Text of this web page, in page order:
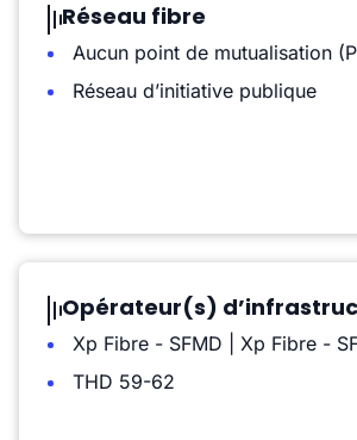
Réseau fibre
Aucun point de mutualisation
Réseau d’initiative publique
Opérateur(s)
Xp Fibre - SFMD | Xp Fibre -
THD 59-62